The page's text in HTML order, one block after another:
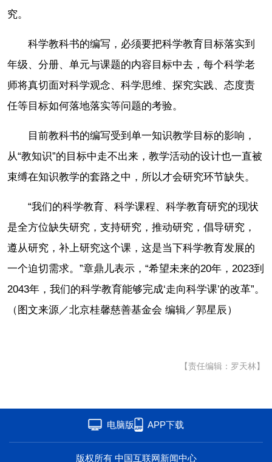
究。
科学教科书的编写，必须要把科学教育目标落实到
年级、分册、单元与课题的内容目标中去，每个科学老
师将真切面对科学观念、科学思维、探究实践、态度责
任等目标如何落地落实等问题的考验。
目前教科书的编写受到单一知识教学目标的影响，
从“教知识”的目标中走不出来，教学活动的设计也一直被
束缚在知识教学的套路之中，所以才会研究环节缺失。
“我们的科学教育、科学课程、科学教育研究的现状
是全方位缺失研究，支持研究，推动研究，倡导研究，
遵从研究，补上研究这个课，这是当下科学教育发展的
一个迫切需求。”章鼎儿表示，“希望未来的20年，2023到
2043年，我们的科学教育能够完成‘走向科学课’的改革”。
（图文来源／北京桂馨慈善基金会 编辑／郭星辰）
【责任编辑：罗天林】
电脑版 APP下载
版权所有 中国互联网新闻中心